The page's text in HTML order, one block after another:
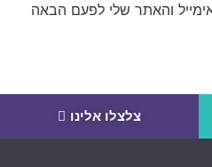
והאתר שלי לפעם הבאה
צלצלו אלינו